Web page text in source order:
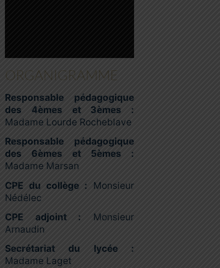
ORGANIGRAMME
Responsable pédagogique
des 4èmes et 3èmes :
Madame Lourde Rocheblave
Responsable pédagogique
des 6èmes et 5èmes :
Madame Marsan
CPE du collège : Monsieur
Nédélec
CPE adjoint : Monsieur
Arnaudin
Secrétariat du lycée :
Madame Laget